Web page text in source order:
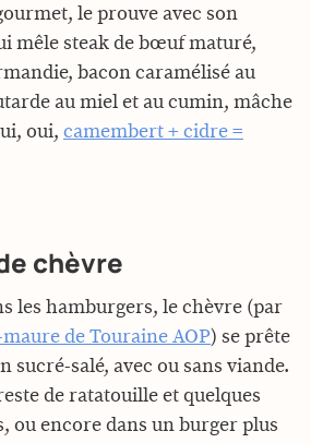
le prouve avec son
mêle steak de bœuf maturé,
bacon caramélisé au
au miel et au cumin, mâche
oui, camembert + cidre =
chèvre
les hamburgers, le chèvre (par
de Touraine AOP) se prête
sucré-salé, avec ou sans viande.
de ratatouille et quelques
ou encore dans un burger plus